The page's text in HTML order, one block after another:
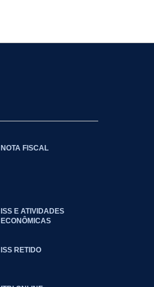
NOTA FISCAL
ISS E ATIVIDADES
ECONÔMICAS
ISS RETIDO